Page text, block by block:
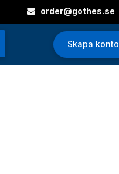
order@gothes.se
Skapa konto